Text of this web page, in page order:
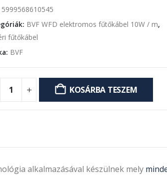
5999568610545
BVF WFD elektromos fűtőkábel 10W / m,
fűtőkábel
BVF
KOSÁRBA TESZEM
alkalmazásával készülnek mely